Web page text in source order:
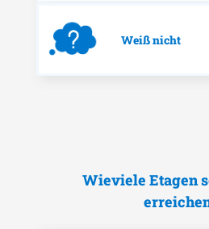
Weiß nicht
Wieviele Etagen